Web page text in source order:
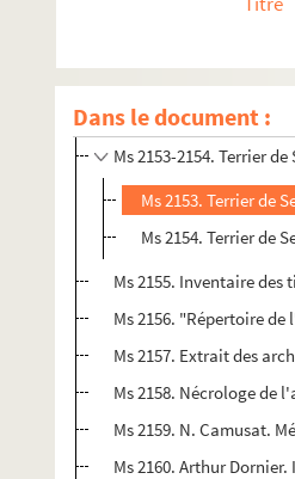
Dans le document :
Ms 2149. Lettres de
Ms 2151. Registre du
Ms 2152. "Extrait de
Ms 2153-2154. Terrier de
Ms 2153. Terrier de
Ms 2154. Terrier de
Ms 2155. Inventaire des
Ms 2156. "Répertoire
Ms 2157. Extrait des
Ms 2158. Nécrologe de
Ms 2159. N. Camusat.
Ms 2160. Arthur